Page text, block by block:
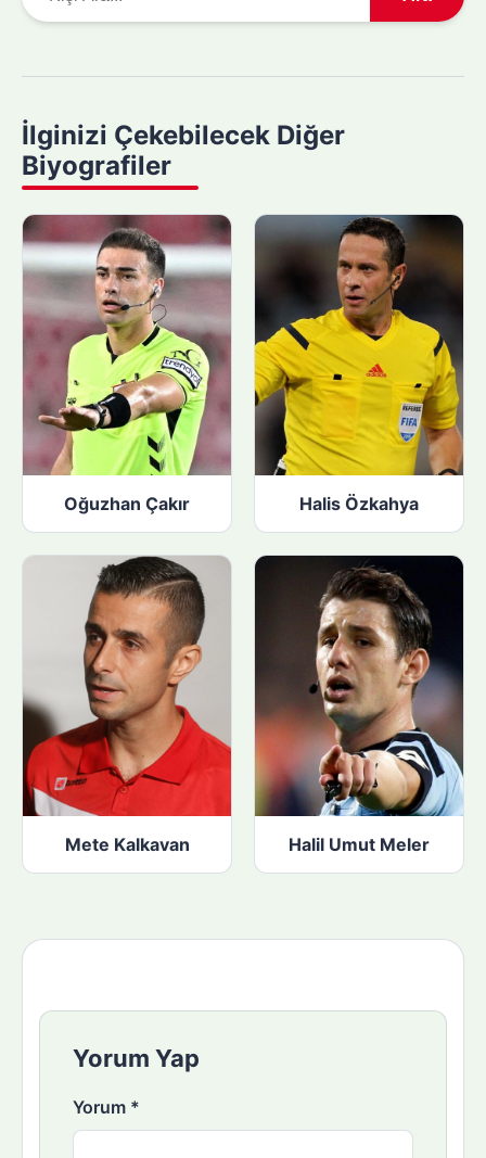
r
y
a
p
n
:
İlginizi Çekebilecek Diğer
Biyografiler
Oğuzhan Çakır Halis Özkahya
Mete Kalkavan Halil Umut Meler
Yorum Yap
Yorum *